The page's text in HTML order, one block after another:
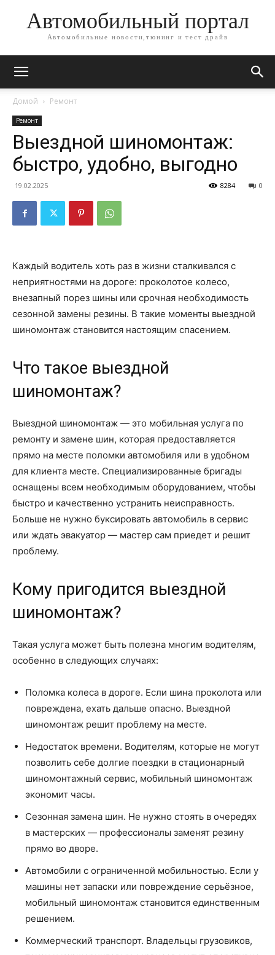
Автомобильный портал
Автомобильные новости,тюнинг и тест драйв
Домой Ремонт
Ремонт
Выездной шиномонтаж:
быстро, удобно, выгодно
19.02.2025 0
8284
Каждый водитель хоть раз в жизни сталкивался с
неприятностями на дороге: проколотое колесо,
внезапный порез шины или срочная необходимость
сезонной замены резины. В такие моменты выездной
шиномонтаж становится настоящим спасением.
Что такое выездной
шиномонтаж?
Выездной шиномонтаж — это мобильная услуга по
ремонту и замене шин, которая предоставляется
прямо на месте поломки автомобиля или в удобном
для клиента месте. Специализированные бригады
оснащены всем необходимым оборудованием, чтобы
быстро и качественно устранить неисправность.
Больше не нужно буксировать автомобиль в сервис
или ждать эвакуатор — мастер сам приедет и решит
проблему.
Кому пригодится выездной
шиномонтаж?
Такая услуга может быть полезна многим водителям,
особенно в следующих случаях:
Поломка колеса в дороге. Если шина проколота или
повреждена, ехать дальше опасно. Выездной
шиномонтаж решит проблему на месте.
Недостаток времени. Водителям, которые не могут
позволить себе долгие поездки в стационарный
шиномонтажный сервис, мобильный шиномонтаж
экономит часы.
Сезонная замена шин. Не нужно стоять в очередях
в мастерских — профессионалы заменят резину
прямо во дворе.
Автомобили с ограниченной мобильностью. Если у
машины нет запаски или повреждение серьёзное,
мобильный шиномонтаж становится единственным
решением.
Коммерческий транспорт. Владельцы грузовиков,